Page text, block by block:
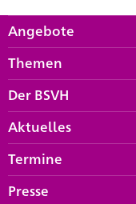
Angebote
Themen
Der BSVH
Aktuelles
Termine
Presse